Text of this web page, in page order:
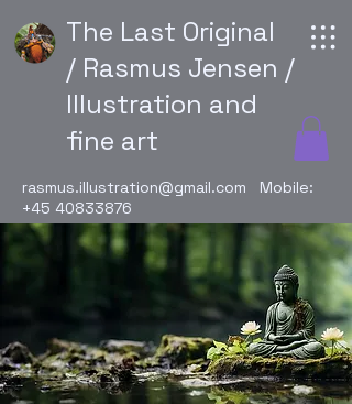
The Last Original
/ Rasmus Jensen /
Illustration and
fine art
rasmus.illustration@gmail.com Mobile:
+45 40833876